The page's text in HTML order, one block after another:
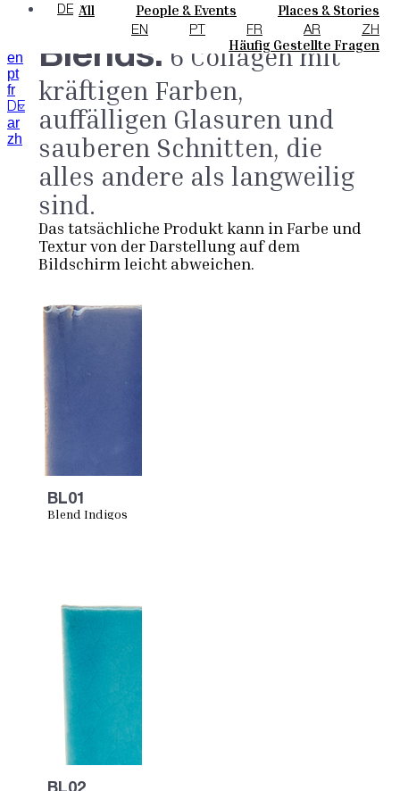
Kaufmöglichkeiten
Kataloge U Technische Spezifikationen
Häufig Gestellte Fragen
All People & Events
Places & Stories
Materials & Sustainability
Inspiration & Culture
DE
EN PT FR AR ZH
en
pt
fr
DE
ar
zh
Blends. 6 Collagen mit
kräftigen Farben,
auffälligen Glasuren und
sauberen Schnitten, die
alles andere als langweilig
sind.
Das tatsächliche Produkt kann in Farbe und
Textur von der Darstellung auf dem
Bildschirm leicht abweichen.
BL01
Blend Indigos